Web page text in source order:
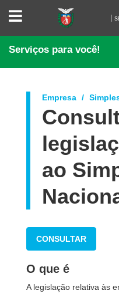
SECRETARIA
FAZENDA
Serviços para você!
Empresa
ao
CONSULTAR
O que é
A legislação relativa às